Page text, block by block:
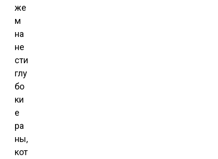
же
м
на
не
сти
глу
бо
ки
е
ра
ны,
кот